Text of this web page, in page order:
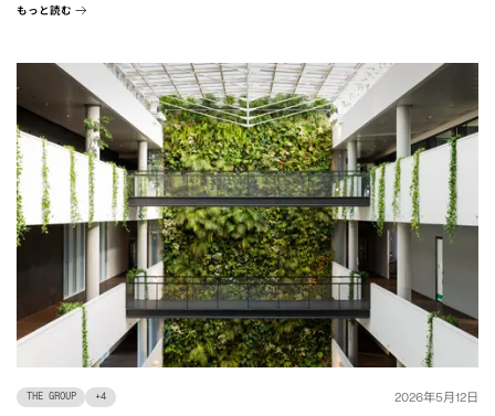
もっと読む
THE GROUP +4 2026年5月12日